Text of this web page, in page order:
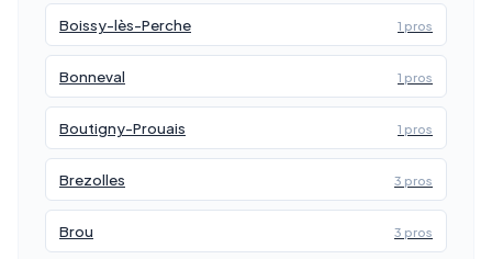
Boissy-lès-Perche 1 pros
Bonneval 1 pros
Boutigny-Prouais 1 pros
Brezolles 3 pros
Brou 3 pros